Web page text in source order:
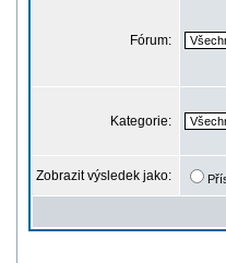
Fórum:
Kategorie:
Zobrazit výsledek jako: